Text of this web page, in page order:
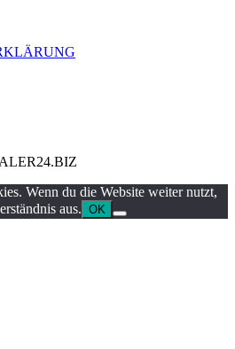
Wenn du die Website weiter nutzt,
aus. OK